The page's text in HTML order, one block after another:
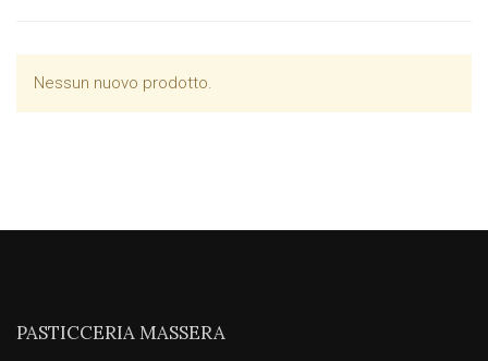
Nessun nuovo prodotto.
PASTICCERIA MASSERA